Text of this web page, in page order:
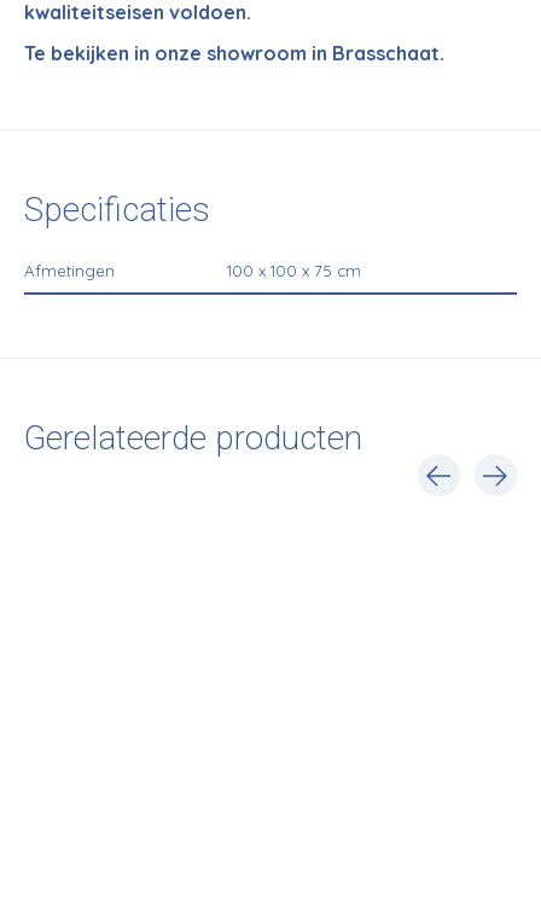
kwaliteitseisen voldoen.
Te bekijken in onze showroom in Brasschaat.
Specificaties
Afmetingen 100 x 100 x 75 cm
Gerelateerde producten